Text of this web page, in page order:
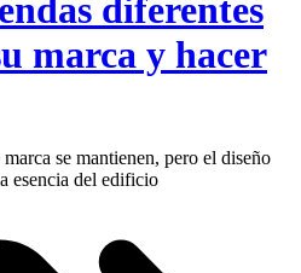
diferentes
marca y hacer
se mantienen, pero el diseño
esencia del edificio